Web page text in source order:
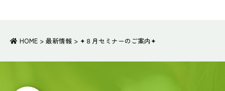
HOME > 最新情報 > ✦８月セミナーのご案内✦